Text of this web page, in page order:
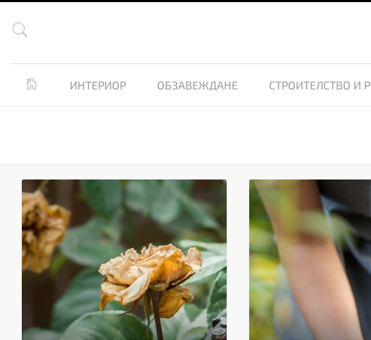

 ИНТЕРИОР ОБЗАВЕЖДАНЕ СТРОИТЕЛСТВО И